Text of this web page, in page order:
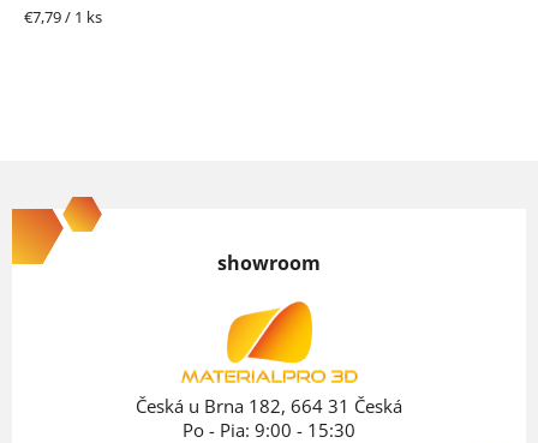
Jednotková
€7,79 / 1 ks
á
p
showroom
Česká u Brna 182, 664 31 Česká
Po - Pia: 9:00 - 15:30